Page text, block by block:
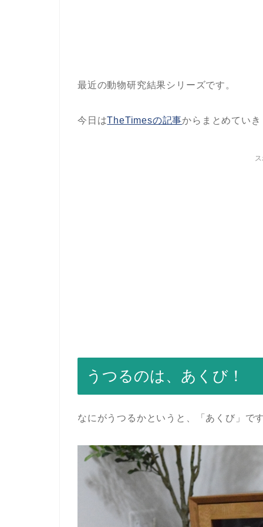
最近の動物研究結果シリーズです。
今日はTheTimesの記事からまとめてい
うつるのは、あくび！
なにがうつるかというと、「あくび」で